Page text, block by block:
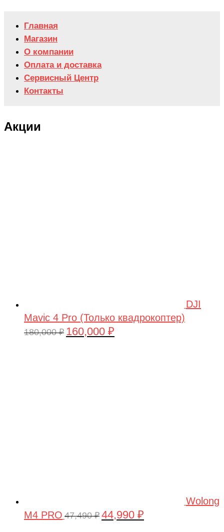
Главная
Магазин
О компании
Оплата и доставка
Сервисный Центр
Контакты
Акции
DJI
Mavic 4 Pro (Только квадрокоптер)
180,000₽ Первоначальная
160,000 ₽
Wolong
M4 PRO 47,490₽ Первоначальная
44,990 ₽